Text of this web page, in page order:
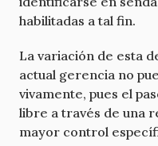
habilitadas a tal fin.
La variación de esta
actual gerencia no
vivamente, pues el
libre a través de una
mayor control